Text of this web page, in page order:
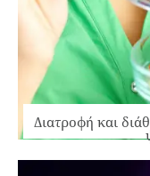
Διατροφή και